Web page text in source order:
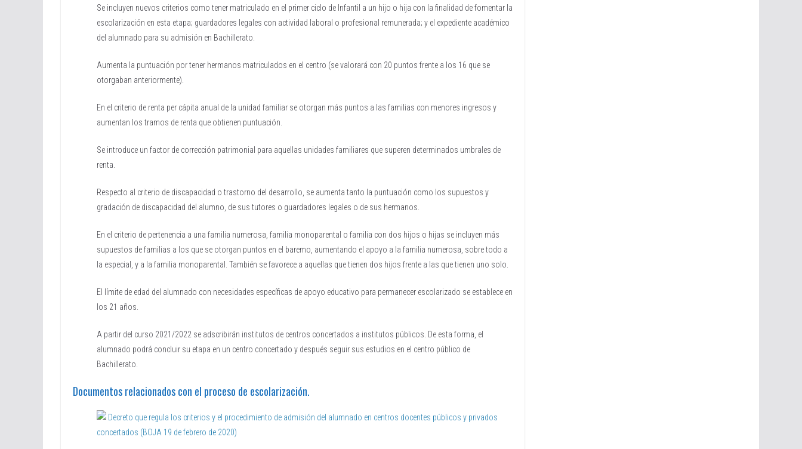
Se incluyen nuevos criterios como tener matriculado en el primer ciclo de Infantil a un hijo o hija con la finalidad de fomentar la
escolarización en esta etapa; guardadores legales con actividad laboral o profesional remunerada; y el expediente académico
del alumnado para su admisión en Bachillerato.
Aumenta la puntuación por tener hermanos matriculados en el centro (se valorará con 20 puntos frente a los 16 que se
otorgaban anteriormente).
En el criterio de renta per cápita anual de la unidad familiar se otorgan más puntos a las familias con menores ingresos y
aumentan los tramos de renta que obtienen puntuación.
Se introduce un factor de corrección patrimonial para aquellas unidades familiares que superen determinados umbrales de
renta.
Respecto al criterio de discapacidad o trastorno del desarrollo, se aumenta tanto la puntuación como los supuestos y
gradación de discapacidad del alumno, de sus tutores o guardadores legales o de sus hermanos.
En el criterio de pertenencia a una familia numerosa, familia monoparental o familia con dos hijos o hijas se incluyen más
supuestos de familias a los que se otorgan puntos en el baremo, aumentando el apoyo a la familia numerosa, sobre todo a
la especial, y a la familia monoparental. También se favorece a aquellas que tienen dos hijos frente a las que tienen uno solo.
El límite de edad del alumnado con necesidades específicas de apoyo educativo para permanecer escolarizado se establece en
los 21 años.
A partir del curso 2021/2022 se adscribirán institutos de centros concertados a institutos públicos. De esta forma, el
alumnado podrá concluir su etapa en un centro concertado y después seguir sus estudios en el centro público de
Bachillerato.
Documentos relacionados con el proceso de escolarización.
Decreto que regula los criterios y el procedimiento de admisión del alumnado en centros docentes públicos y privados
concertados (BOJA 19 de febrero de 2020)